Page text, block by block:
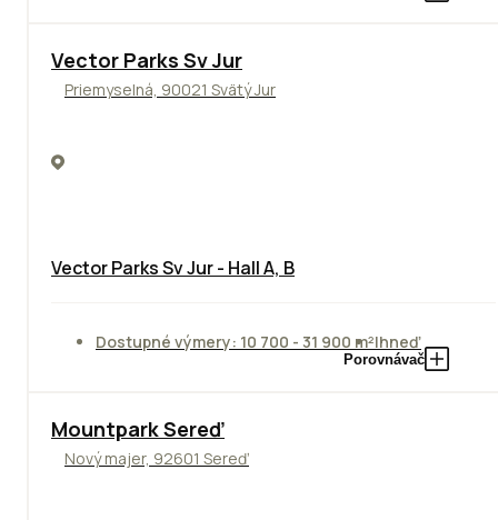
Vector Parks Sv Jur
Priemyselná, 90021 Svätý Jur
Vector Parks Sv Jur - Hall A, B
Dostupné výmery: 10 700 - 31 900 m²Ihneď
Porovnávač
NOVINKA
Mountpark Sereď
Nový majer, 92601 Sereď